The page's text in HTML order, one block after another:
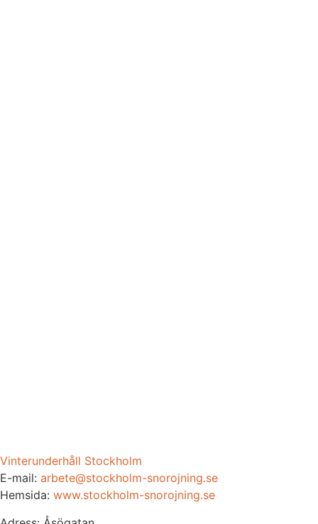
Vinterunderhåll Stockholm
E-mail: arbete@stockholm-snorojning.se
Hemsida: www.stockholm-snorojning.se